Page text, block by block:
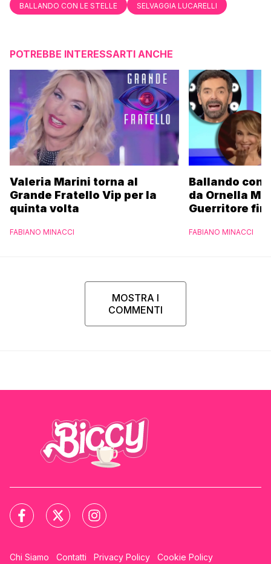
BALLANDO CON LE STELLE SELVAGGIA LUCARELLI
POTREBBE INTERESSARTI ANCHE
Valeria Marini torna al
Grande Fratello Vip per la
quinta volta
FABIANO MINACCI
Ballando con
da Ornella
Guerritore
l’esclusiva di
FABIANO MINACCI
MOSTRA I
COMMENTI
Chi Siamo Contatti Privacy Policy Cookie Policy